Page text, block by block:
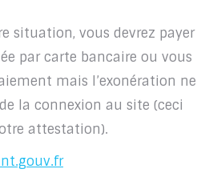
situation, vous devrez payer
par carte bancaire ou vous
mais l’exonération ne
la connexion au site (ceci
attestation).